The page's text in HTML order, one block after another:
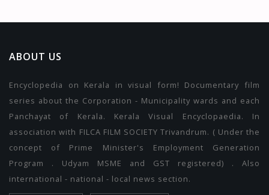
ABOUT US
Encyclopedia on Kerala in visual form! Documentary film
series about the Corporation - Municipality wards and each
Panchayat of Kerala. Kerala Visual Encyclopaedia. In
association with FILCA FILM SOCIETY Trivandrum. ( Under the
concept of Prime Minister's Employment Generation
Program . Udyam MSME and GST registered) . Also
international - national - local news section.